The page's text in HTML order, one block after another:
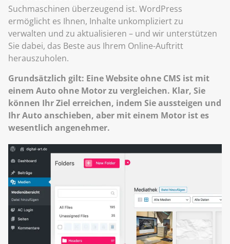
Suchmaschinen überzeugend ist. WordPress
ermöglicht es Ihnen, Inhalte unkompliziert zu
verwalten und zu aktualisieren – und wir unterstützen
Sie dabei, das Beste aus Ihrem Online-Auftritt
herauszuholen.
Grundsätzlich gilt: Eine Website ohne CMS ist mit
einem Auto ohne Motor zu vergleichen. Klar, Sie
können Ihr Ziel erreichen, indem Sie aussteigen und
Ihr Auto anschieben, aber mit einem Motor ist es
wesentlich angenehmer.